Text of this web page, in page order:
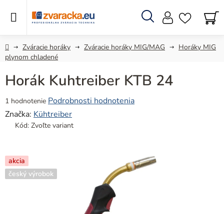
Hľadať
DomovZváracie horáky Zváracie horáky MIG/MAG
Horáky MIG
plynom chladené
Horák Kuhtreiber KTB 24
Priemerné
hodnotenie
produktu
z
5
hviezdičiek.
1 hodnotenie Podrobnosti hodnotenia
Značka: Kühtreiber
Kód: Zvoľte variant
akcia
český výrobok